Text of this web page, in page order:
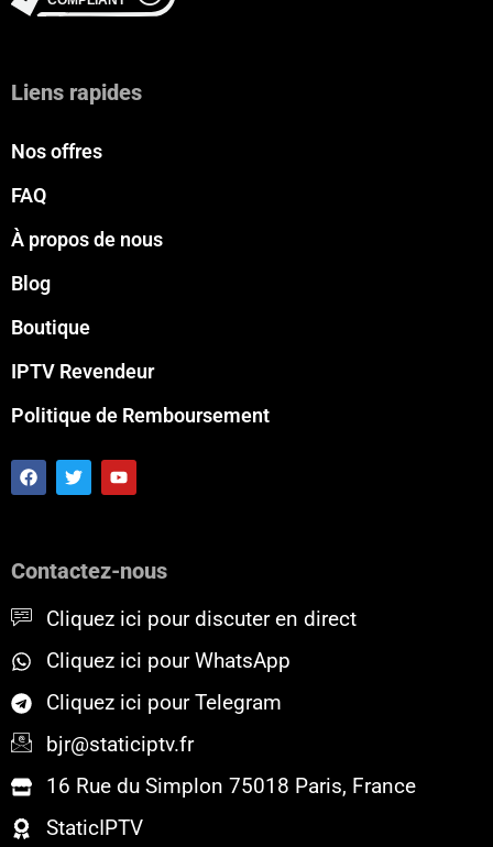
Liens rapides
Nos offres
FAQ
À propos de nous
Blog
Boutique
IPTV Revendeur
Politique de Remboursement
F
a
c
o
T
w
i
r
Y
o
u
e
Contactez-nous
Cliquez ici pour discuter en direct
Cliquez ici pour WhatsApp
Cliquez ici pour Telegram
bjr@staticiptv.fr
16 Rue du Simplon 75018 Paris, France
StaticIPTV